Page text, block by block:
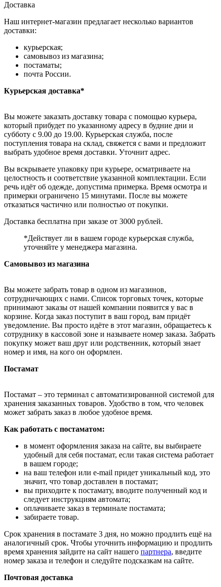
Доставка
Наш интернет-магазин предлагает несколько вариантов
доставки:
курьерская;
самовывоз из магазина;
постаматы;
почта России.
Курьерская доставка*
Вы можете заказать доставку товара с помощью курьера,
который прибудет по указанному адресу в будние дни и
субботу с 9.00 до 19.00. Курьерская служба, после
поступления товара на склад, свяжется с вами и предложит
выбрать удобное время доставки. Уточнит адрес.
Вы вскрываете упаковку при курьере, осматриваете на
целостность и соответствие указанной комплектации. Если
речь идёт об одежде, допустима примерка. Время осмотра и
примерки ограничено 15 минутами. После вы можете
отказаться частично или полностью от покупки.
Доставка бесплатна при заказе от 3000 рублей.
*Действует ли в вашем городе курьерская служба,
уточняйте у менеджера магазина.
Самовывоз из магазина
Вы можете забрать товар в одном из магазинов,
сотрудничающих с нами. Список торговых точек, которые
принимают заказы от нашей компании появится у вас в
корзине. Когда заказ поступит в ваш город, вам придёт
уведомление. Вы просто идёте в этот магазин, обращаетесь к
сотруднику в кассовой зоне и называете номер заказа. Забрать
покупку может ваш друг или родственник, который знает
номер и имя, на кого он оформлен.
Постамат
Постамат – это терминал с автоматизированной системой для
хранения заказанных товаров. Удобство в том, что человек
может забрать заказ в любое удобное время.
Как работать с постаматом:
в момент оформления заказа на сайте, вы выбираете
удобный для себя постамат, если такая система работает
в вашем городе;
на ваш телефон или e-mail придет уникальный код, это
значит, что товар доставлен в постамат;
вы приходите к постамату, вводите полученный код и
следует инструкциям автомата;
оплачиваете заказ в терминале постамата;
забираете товар.
Срок хранения в постамате 3 дня, но можно продлить ещё на
аналогичный срок. Чтобы уточнить информацию и продлить
время хранения зайдите на сайт нашего партнера, введите
номер заказа и телефон и следуйте подсказкам на сайте.
Почтовая доставка